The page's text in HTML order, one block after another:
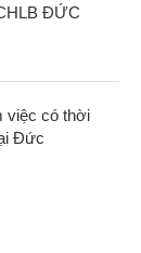
ĐỨC
việc có thời
Đức